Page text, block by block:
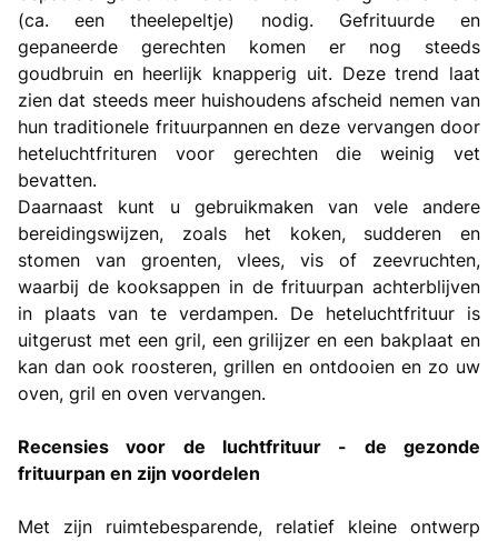
(ca. een theelepeltje) nodig. Gefrituurde en
gepaneerde gerechten komen er nog steeds
goudbruin en heerlijk knapperig uit. Deze trend laat
zien dat steeds meer huishoudens afscheid nemen van
hun traditionele frituurpannen en deze vervangen door
heteluchtfrituren voor gerechten die weinig vet
bevatten.
Daarnaast kunt u gebruikmaken van vele andere
bereidingswijzen, zoals het koken, sudderen en
stomen van groenten, vlees, vis of zeevruchten,
waarbij de kooksappen in de frituurpan achterblijven
in plaats van te verdampen. De heteluchtfrituur is
uitgerust met een gril, een grilijzer en een bakplaat en
kan dan ook roosteren, grillen en ontdooien en zo uw
oven, gril en oven vervangen.
Recensies voor de luchtfrituur - de gezonde
frituurpan en zijn voordelen
Met zijn ruimtebesparende, relatief kleine ontwerp